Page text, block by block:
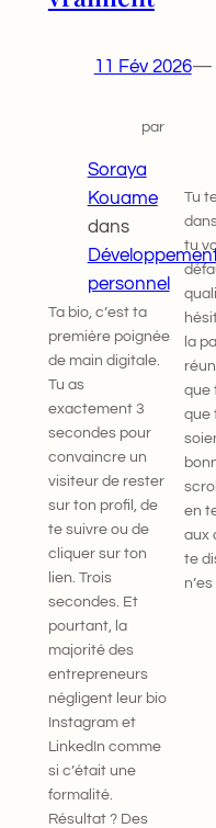
11 Fév 2026—
par
Soraya
Kouame
dans
personnel
Ta bio, c’est ta
première poignée
de main digitale.
Tu as
exactement 3
secondes pour
convaincre un
visiteur de rester
sur ton profil, de
te suivre ou de
cliquer sur ton
lien. Trois
secondes. Et
pourtant, la
majorité des
entrepreneurs
négligent leur bio
Instagram et
LinkedIn comme
si c’était une
formalité.
Résultat ? Des
Tu
tu
la
que
que
en
aux
te